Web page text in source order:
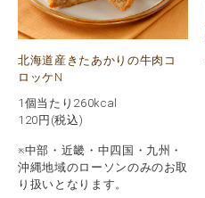
北海道産きたあかりの牛肉コ
ロッケN
1個当たり260kcal
120 円(税込)
※中部・近畿・中四国・九州・
沖縄地域のローソンのみのお取
り扱いとなります。